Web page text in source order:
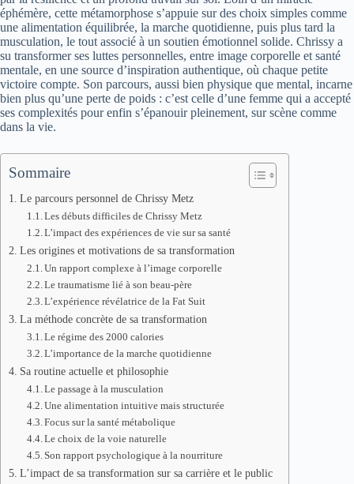
éphémère, cette métamorphose s’appuie sur des choix simples comme
une alimentation équilibrée, la marche quotidienne, puis plus tard la
musculation, le tout associé à un soutien émotionnel solide. Chrissy a
su transformer ses luttes personnelles, entre image corporelle et santé
mentale, en une source d’inspiration authentique, où chaque petite
victoire compte. Son parcours, aussi bien physique que mental, incarne
bien plus qu’une perte de poids : c’est celle d’une femme qui a accepté
ses complexités pour enfin s’épanouir pleinement, sur scène comme
dans la vie.
Sommaire
Le parcours personnel de Chrissy Metz
Les débuts difficiles de Chrissy Metz
L’impact des expériences de vie sur sa santé
Les origines et motivations de sa transformation
Un rapport complexe à l’image corporelle
Le traumatisme lié à son beau-père
L’expérience révélatrice de la Fat Suit
La méthode concrète de sa transformation
Le régime des 2000 calories
L’importance de la marche quotidienne
Sa routine actuelle et philosophie
Le passage à la musculation
Une alimentation intuitive mais structurée
Focus sur la santé métabolique
Le choix de la voie naturelle
Son rapport psychologique à la nourriture
L’impact de sa transformation sur sa carrière et le public